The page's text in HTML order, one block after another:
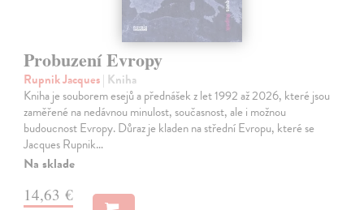
Probuzení Evropy
Rupnik Jacques| Kniha
Kniha je souborem esejů a přednášek z let 1992 až 2026, které jsou
zaměřené na nedávnou minulost, současnost, ale i možnou
budoucnost Evropy. Důraz je kladen na střední Evropu, které se
Jacques Rupnik…
Na sklade
14,63 €